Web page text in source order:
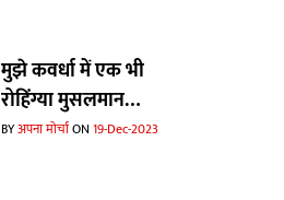
मुझे कवर्धा में एक भी
रोहिंग्या मुसलमान
दिखाओ...भाजपा ने चुनाव
BYअपना मोर्चाON19-Dec-2023